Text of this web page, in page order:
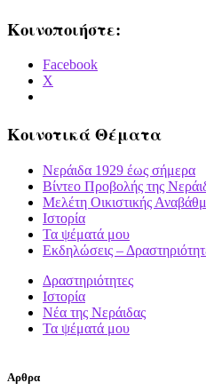
Κοινοποιήστε:
Facebook
X
Κοινοτικά Θέματα
Νεράιδα 1929 έως σήμερα
Βίντεο Προβολής της
Μελέτη Οικιστικής
Ιστορία
Τα ψέματά μου
Εκδηλώσεις –
Δραστηριότητες
Ιστορία
Νέα της Νεράιδας
Τα ψέματά μου
Αρθρα